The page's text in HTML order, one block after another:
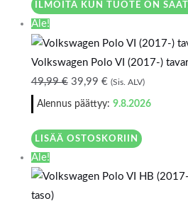
ILMOITA KUN TUOTE ON
Ale!
Volkswagen Polo VI (2017-)
49,99€ 39,99 € (Sis. ALV)
Alennus päättyy: 9.8.2026
LISÄÄ OSTOSKORIIN
Ale!